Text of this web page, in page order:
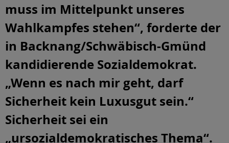
muss im Mittelpunkt unseres
Wahlkampfes stehen“, forderte der
in Backnang/Schwäbisch-Gmünd
kandidierende Sozialdemokrat.
„Wenn es nach mir geht, darf
Sicherheit kein Luxusgut sein.“
Sicherheit sei ein
„ursozialdemokratisches Thema“.